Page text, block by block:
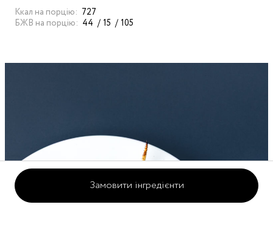
Замовити інгредієнти
Ккал на порцію: 727
БЖВ на порцію: 44 15 105